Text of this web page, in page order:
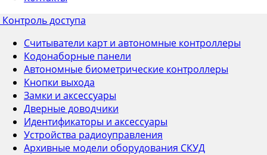
Контроль доступа
Считыватели карт и автономные контроллеры
Кодонаборные панели
Автономные биометрические контроллеры
Кнопки выхода
Замки и аксессуары
Дверные доводчики
Идентификаторы и аксессуары
Устройства радиоуправления
Архивные модели оборудования СКУД